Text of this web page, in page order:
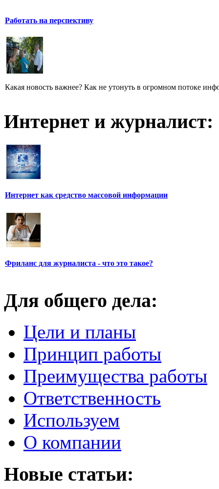
Работать на перспективу
Какая новость важнее? Как не утонуть в огромном потоке
Интернет и журналист:
Интернет как средство массовой информации
Фриланс для журналиста - что это такое?
Для общего дела:
Цели и планы
Принцип работы
Преимущества работы
Ответственность
Используем
О компании
Новые статьи: